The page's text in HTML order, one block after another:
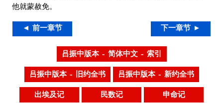
他就蒙赦免。
◄ 前一章节 下一章节 ►
吕振中版本 – 简体中文 – 索引
吕振中版本 – 旧约全书 吕振中版本 – 新约全书
出埃及记 民数记 申命记